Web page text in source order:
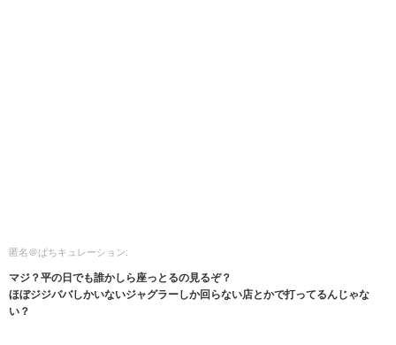
匿名＠ぱちキュレーション:
マジ？平の日でも誰かしら座っとるの見るぞ？
ほぼジジババしかいないジャグラーしか回らない店とかで打ってるんじゃな
い？